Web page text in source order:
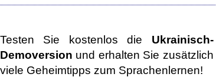
Testen Sie kostenlos die Ukrainisch-
Demoversion und erhalten Sie zusätzlich
viele Geheimtipps zum Sprachenlernen!